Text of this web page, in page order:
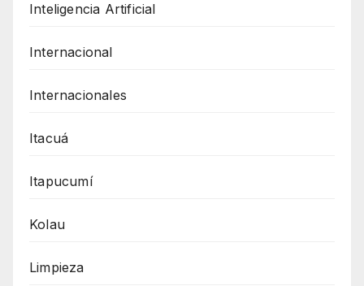
Inteligencia Artificial
Internacional
Internacionales
Itacuá
Itapucumí
Kolau
Limpieza